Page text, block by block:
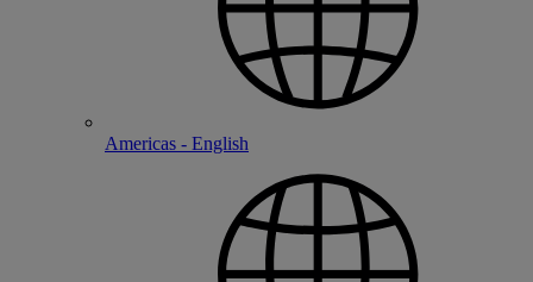
Americas - English